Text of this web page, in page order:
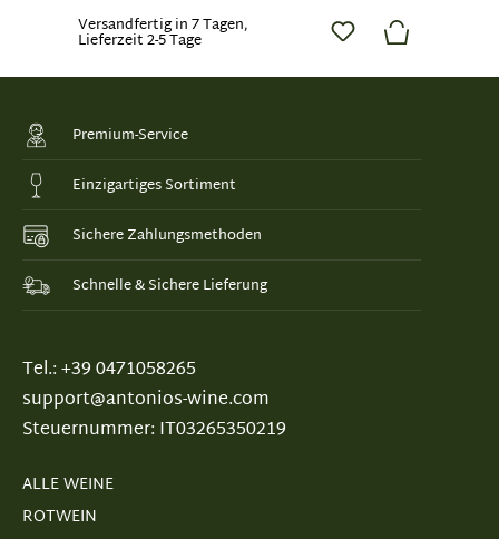
Versandfertig in 7 Tagen,
Lieferzeit 2-5 Tage
Premium-Service
Einzigartiges Sortiment
Sichere Zahlungsmethoden
Schnelle & Sichere Lieferung
Tel.: +39 0471058265
support@antonios-wine.com
Steuernummer: IT03265350219
ALLE WEINE
ROTWEIN